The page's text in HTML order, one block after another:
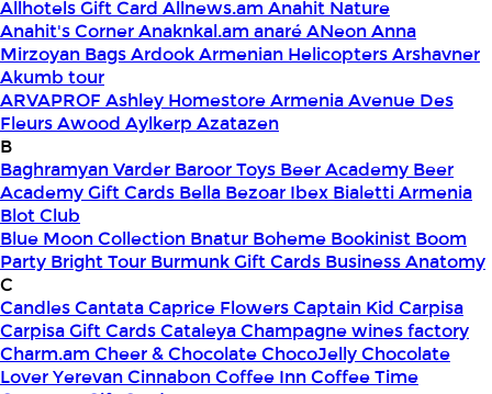
Allhotels Gift Card Allnews.am Anahit Nature
Anahit's CornerAnaknkal.am anaréANeonAnna
Mirzoyan BagsArdookArmenian HelicoptersArshavner
Akumb tour
ARVAPROF Ashley Homestore ArmeniaAvenue Des
FleursAwood Aylkerp Azatazen
B
Baghramyan Varder Baroor Toys Beer Academy Beer
Academy Gift Cards Bella Bezoar Ibex Bialetti Armenia
Blot Club
Blue Moon Collection Bnatur Boheme Bookinist Boom
Party Bright Tour Burmunk Gift Cards Business Anatomy
C
CandlesCantataCaprice FlowersCaptain Kid Carpisa
Carpisa Gift CardsCataleyaChampagne wines factory
Charm.am Cheer & ChocolateChocoJellyChocolate
Lover YerevanCinnabonCoffee InnCoffee Time